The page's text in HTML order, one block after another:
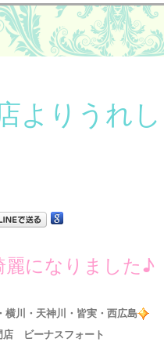
よりうれ
麗になりました♪
横川・天神川・皆実・西広島
店 ビーナスフォート